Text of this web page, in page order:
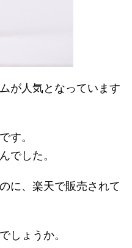
が人気となっています
す。
でした。
に、楽天で販売されて
しょうか。